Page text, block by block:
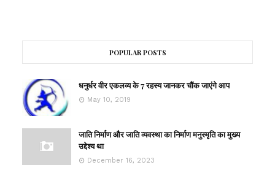
POPULAR POSTS
धनुर्धर वीर एकलव्य के 7 रहस्य जानकर चौंक जाएंगे आप
May 10, 2019
जाति निर्माण और जाति व्यवस्था का निर्माण मनुस्मृति का मुख्य
उद्देश्य था
December 16, 2023